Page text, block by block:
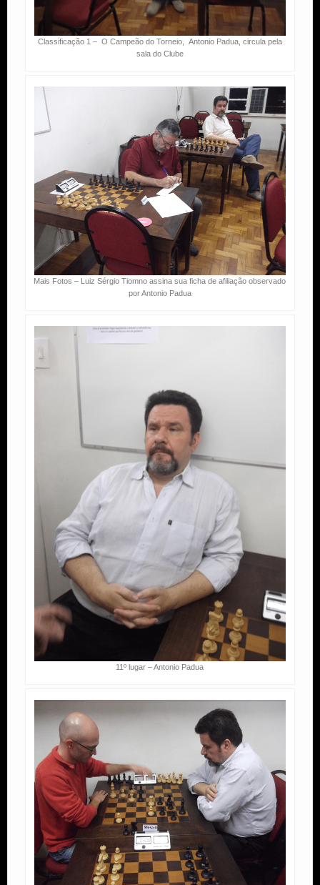
Classificação 1 – O Campeão do Torneio, Antonio Padua, circula pela
sala do Clube
Mais Fotos – Luiz Sérgio Tiomno assina sua ficha de afiliação observado
por Antonio Padua
11º lugar – Antonio Padua